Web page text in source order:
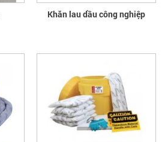
Khăn lau dầu công nghiệp